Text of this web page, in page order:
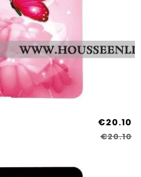
€20.10
€20.10